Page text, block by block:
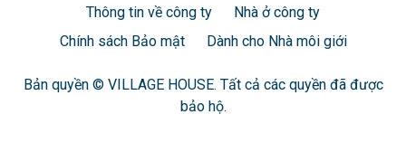
Thông tin về công ty
Nhà ở công ty
Chính sách Bảo mật
Dành cho Nhà môi giới
Bản quyền © VILLAGE HOUSE. Tất cả các quyền đã được
bảo hộ.